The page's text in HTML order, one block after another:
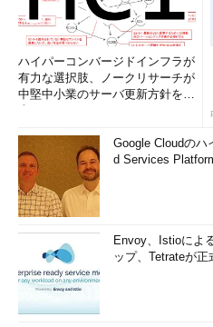
ハイパーコンバージドインフラが
有力な選択肢、ノークリサーチが
中堅中小業のサーバ更新方針を調
Google Cloudのハ
d Services
Envoy、Istioによ
ップ、Tetrateが正